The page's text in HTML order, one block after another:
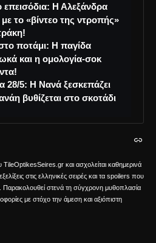
επεισόδια: Η Αλεξάνδρα
με το «βίντεο της ντροπής»
ποτάμι: Η παγίδα
και η ομολογία-σοκ
28/5: Η Νανά ξεσκεπάζει
βυθίζεται στο σκοτάδι
TileOptikesSeires.gr και ασχολείται καθημερινά
στις ελληνικές σειρές και τα spoilers που
Παρακολουθεί στενά τη σύγχρονη μυθοπλασία
με στόχο την άμεση και αξιόπιστη